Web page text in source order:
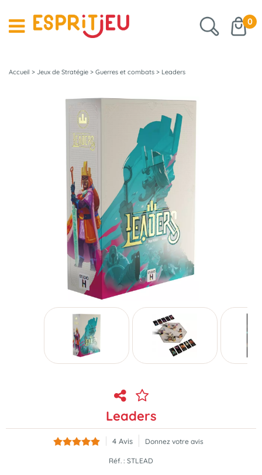
0
Accueil > Jeux de Stratégie > Guerres et combats > Leaders
Leaders
4 Avis Donnez votre avis
Réf. : STLEAD